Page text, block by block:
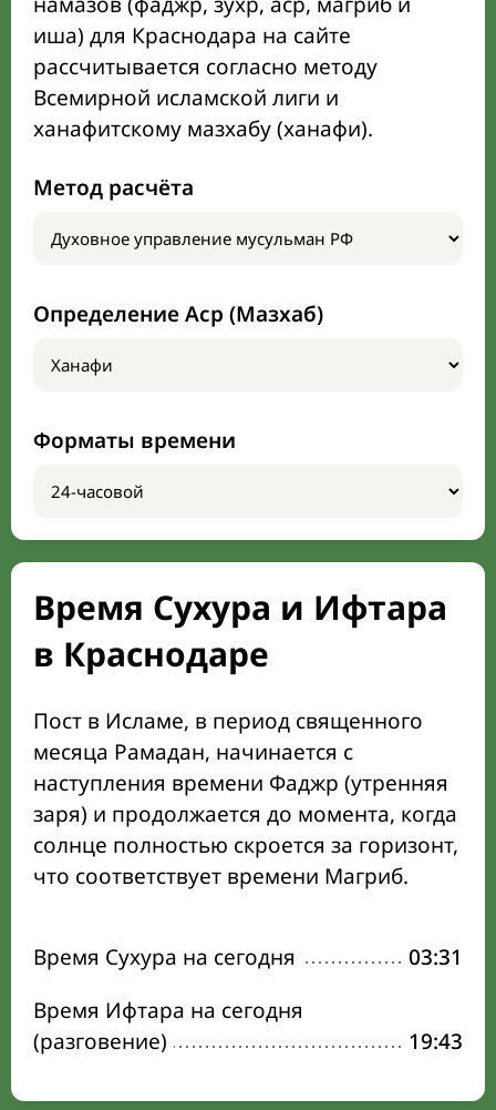
иша) для Краснодара на сайте
рассчитывается согласно методу
Всемирной исламской лиги и
ханафитскому мазхабу (ханафи).
Метод расчёта
Определение Аср (Мазхаб)
Форматы времени
Время Сухура и Ифтара
в Краснодаре
Пост в Исламе, в период священного
месяца Рамадан, начинается с
наступления времени Фаджр (утренняя
заря) и продолжается до момента, когда
солнце полностью скроется за горизонт,
что соответствует времени Магриб.
Время Сухура на сегодня
03:31
Время Ифтара на сегодня
(разговение)
19:43